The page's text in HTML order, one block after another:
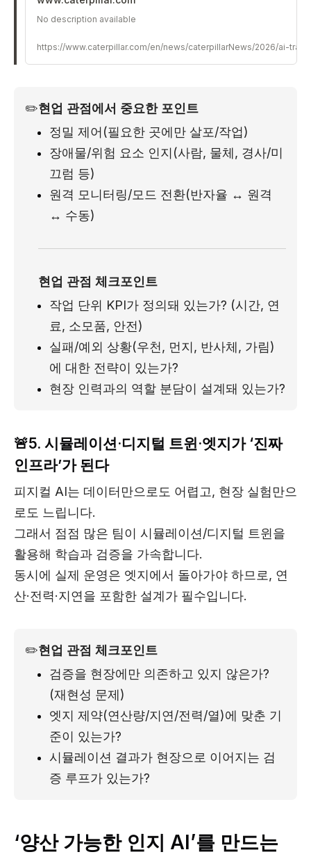
No description available
https://www.caterpillar.com/en/news/caterpillarNews/2026/ai-
✏️현업 관점에서 중요한 포인트
정밀 제어(필요한 곳에만 살포/작업)
장애물/위험 요소 인지(사람, 물체, 경사/미
끄럼 등)
원격 모니터링/모드 전환(반자율 ↔ 원격
↔ 수동)
현업 관점 체크포인트
작업 단위 KPI가 정의돼 있는가? (시간, 연
료, 소모품, 안전)
실패/예외 상황(우천, 먼지, 반사체, 가림)
에 대한 전략이 있는가?
현장 인력과의 역할 분담이 설계돼 있는가?
🚨5. 시뮬레이션·디지털 트윈·엣지가 ‘진짜
인프라’가 된다
피지컬 AI는 데이터만으로도 어렵고, 현장 실험만으
로도 느립니다.
그래서 점점 많은 팀이 시뮬레이션/디지털 트윈을
활용해 학습과 검증을 가속합니다.
동시에 실제 운영은 엣지에서 돌아가야 하므로, 연
산·전력·지연을 포함한 설계가 필수입니다.
✏️현업 관점 체크포인트
검증을 현장에만 의존하고 있지 않은가?
(재현성 문제)
엣지 제약(연산량/지연/전력/열)에 맞춘 기
준이 있는가?
시뮬레이션 결과가 현장으로 이어지는 검
증 루프가 있는가?
‘양산 가능한 인지 AI’를 만드는